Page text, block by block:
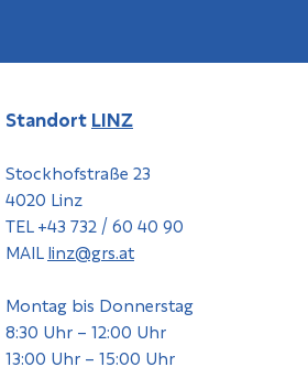
StandortLINZ
Stockhofstraße 23
4020 Linz
TEL +43 732 / 60 40 90
MAILlinz@grs.at
Montag bis Donnerstag
8:30 Uhr – 12:00 Uhr
13:00 Uhr – 15:00 Uhr